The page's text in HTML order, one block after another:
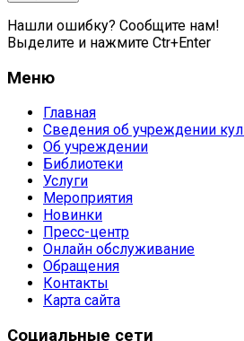
Нашли ошибку? Сообщите нам!
Выделите и нажмите Ctr+Enter
Меню
Главная
Сведения об учреждении
Об учреждении
Библиотеки
Услуги
Мероприятия
Новинки
Пресс-центр
Онлайн обслуживание
Обращения
Контакты
Карта сайта
Социальные сети